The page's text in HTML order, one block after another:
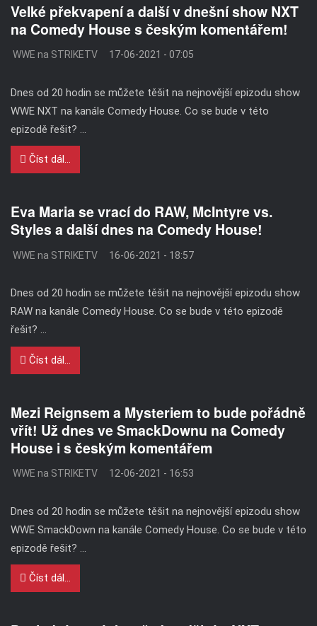
Velké překvapení a další v dnešní show NXT
na Comedy House s českým komentářem!
WWE na STRIKETV 17-06-2021 - 07:05
Dnes od 20 hodin se můžete těšit na nejnovější epizodu show
WWE NXT na kanále Comedy House. Co se bude v této
epizodě řešit? ...
Číst dál...
Eva Maria se vrací do RAW, McIntyre vs.
Styles a další dnes na Comedy House!
WWE na STRIKETV 16-06-2021 - 18:57
Dnes od 20 hodin se můžete těšit na nejnovější epizodu show
RAW na kanále Comedy House. Co se bude v této epizodě
řešit? ...
Číst dál...
Mezi Reignsem a Mysteriem to bude pořádně
vřít! Už dnes ve SmackDownu na Comedy
House i s českým komentářem
WWE na STRIKETV 12-06-2021 - 16:53
Dnes od 20 hodin se můžete těšit na nejnovější epizodu show
WWE SmackDown na kanále Comedy House. Co se bude v této
epizodě řešit? ...
Číst dál...